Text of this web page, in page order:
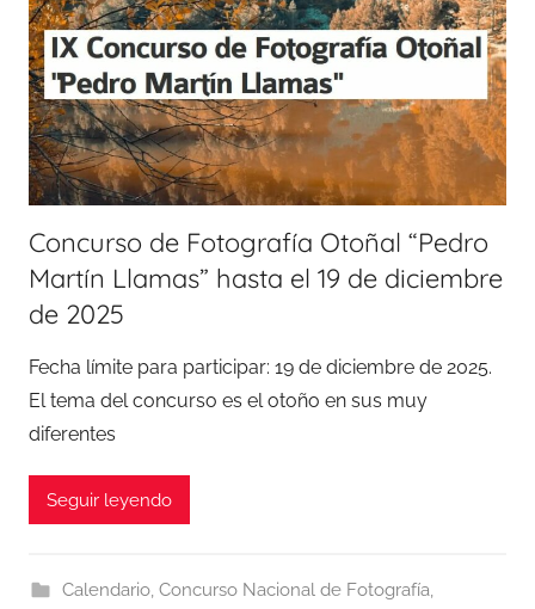
Concurso de Fotografía Otoñal “Pedro
Martín Llamas” hasta el 19 de diciembre
de 2025
Fecha límite para participar: 19 de diciembre de 2025.
El tema del concurso es el otoño en sus muy
diferentes
Seguir leyendo
Calendario, Concurso Nacional de Fotografía,